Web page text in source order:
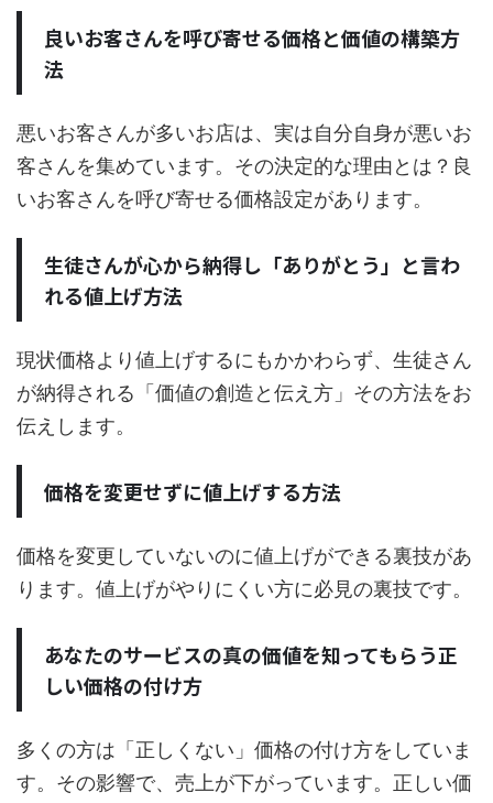
良いお客さんを呼び寄せる価格と価値の構築方
法
悪いお客さんが多いお店は、実は自分自身が悪いお
客さんを集めています。その決定的な理由とは？良
いお客さんを呼び寄せる価格設定があります。
生徒さんが心から納得し「ありがとう」と言わ
れる値上げ方法
現状価格より値上げするにもかかわらず、生徒さん
が納得される「価値の創造と伝え方」その方法をお
伝えします。
価格を変更せずに値上げする方法
価格を変更していないのに値上げができる裏技があ
ります。値上げがやりにくい方に必見の裏技です。
あなたのサービスの真の価値を知ってもらう正
しい価格の付け方
多くの方は「正しくない」価格の付け方をしていま
す。その影響で、売上が下がっています。正しい価